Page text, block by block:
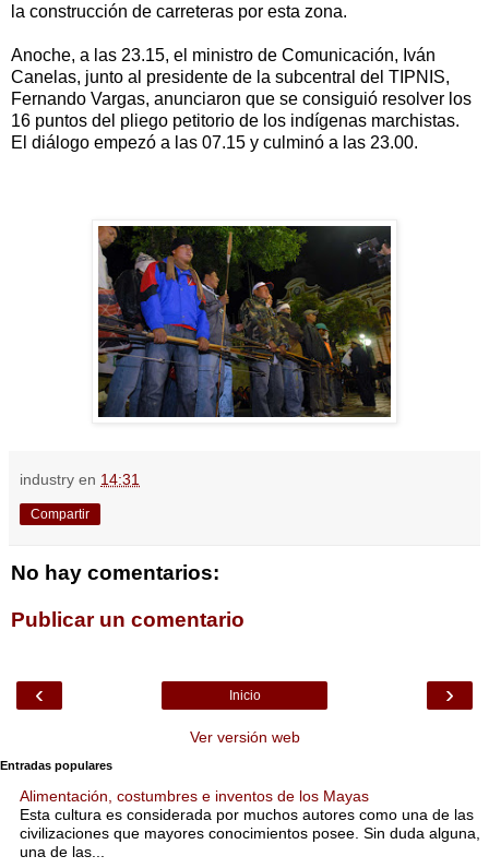
la construcción de carreteras por esta zona.
Anoche, a las 23.15, el ministro de Comunicación, Iván
Canelas, junto al presidente de la subcentral del TIPNIS,
Fernando Vargas, anunciaron que se consiguió resolver los
16 puntos del pliego petitorio de los indígenas marchistas.
El diálogo empezó a las 07.15 y culminó a las 23.00.
industry en 14:31
Compartir
No hay comentarios:
Publicar un comentario
‹ ›
Inicio
Ver versión web
Entradas populares
Alimentación, costumbres e inventos de los Mayas
Esta cultura es considerada por muchos autores como una de las
civilizaciones que mayores conocimientos posee. Sin duda alguna,
una de las...